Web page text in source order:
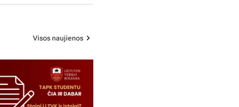
Visos naujienos